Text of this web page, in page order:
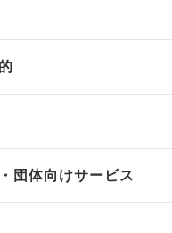
団体向けサービス